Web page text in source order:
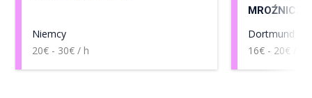
Niemcy
20€ - 30€ / h
MROŹNICZY
Dortmund
16€ - 20€ / h